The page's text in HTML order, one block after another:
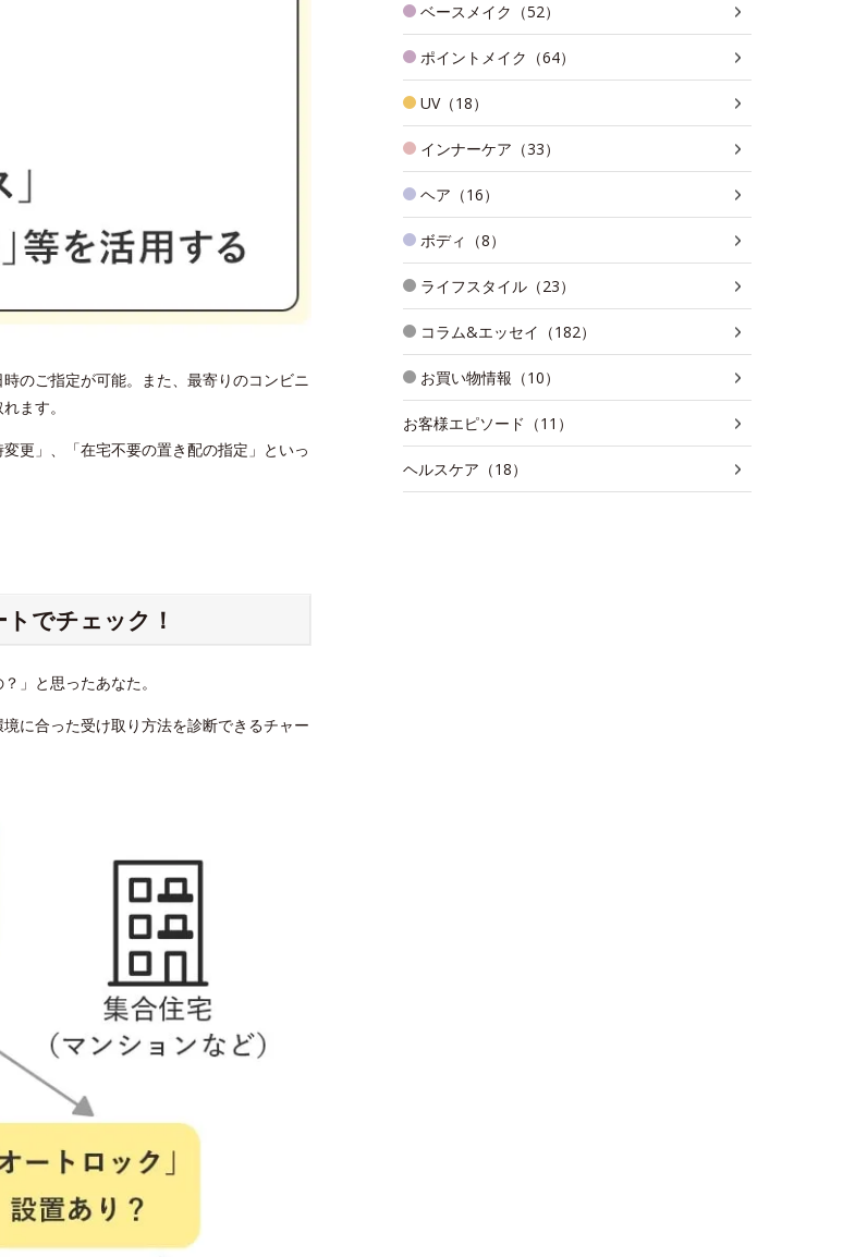
のご指定が可能。また、最寄りのコンビニ
ます。
更」、「在宅不要の置き配の指定」といっ
でチェック！
」と思ったあなた。
に合った受け取り方法を診断できるチャー
ベースメイク（52）
ポイントメイク（64）
UV（18）
インナーケア（33）
ヘア（16）
ボディ（8）
ライフスタイル（23）
コラム&エッセイ（182）
お買い物情報（10）
お客様エピソード（11）
ヘルスケア（18）